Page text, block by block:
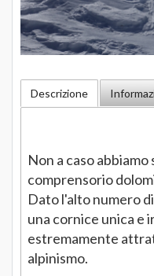
Descrizione
Non a caso
comprensorio
Dato l'alto numero
una cornice unica e
estremamente
alpinismo.